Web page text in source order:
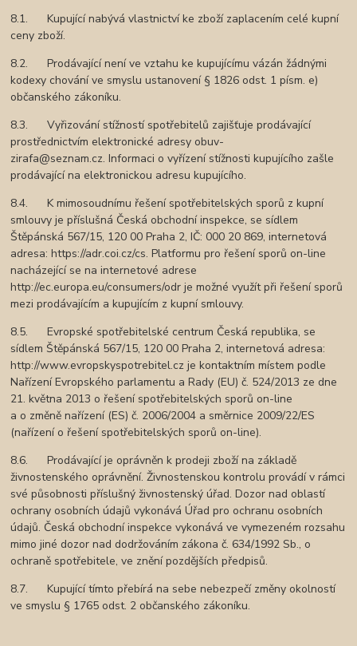
8.1. Kupující nabývá vlastnictví ke zboží zaplacením celé kupní
ceny zboží.
8.2. Prodávající není ve vztahu ke kupujícímu vázán žádnými
kodexy chování ve smyslu ustanovení § 1826 odst. 1 písm. e)
občanského zákoníku.
8.3. Vyřizování stížností spotřebitelů zajišťuje prodávající
prostřednictvím elektronické adresy obuv-
zirafa@seznam.cz. Informaci o vyřízení stížnosti kupujícího zašle
prodávající na elektronickou adresu kupujícího.
8.4. K mimosoudnímu řešení spotřebitelských sporů z kupní
smlouvy je příslušná Česká obchodní inspekce, se sídlem
Štěpánská 567/15, 120 00 Praha 2, IČ: 000 20 869, internetová
adresa: https://adr.coi.cz/cs. Platformu pro řešení sporů on-line
nacházející se na internetové adrese
http://ec.europa.eu/consumers/odr je možné využít při řešení sporů
mezi prodávajícím a kupujícím z kupní smlouvy.
8.5. Evropské spotřebitelské centrum Česká republika, se
sídlem Štěpánská 567/15, 120 00 Praha 2, internetová adresa:
http://www.evropskyspotrebitel.cz je kontaktním místem podle
Nařízení Evropského parlamentu a Rady (EU) č. 524/2013 ze dne
21. května 2013 o řešení spotřebitelských sporů on-line
a o změně nařízení (ES) č. 2006/2004 a směrnice 2009/22/ES
(nařízení o řešení spotřebitelských sporů on-line).
8.6. Prodávající je oprávněn k prodeji zboží na základě
živnostenského oprávnění. Živnostenskou kontrolu provádí v rámci
své působnosti příslušný živnostenský úřad. Dozor nad oblastí
ochrany osobních údajů vykonává Úřad pro ochranu osobních
údajů. Česká obchodní inspekce vykonává ve vymezeném rozsahu
mimo jiné dozor nad dodržováním zákona č. 634/1992 Sb., o
ochraně spotřebitele, ve znění pozdějších předpisů.
8.7. Kupující tímto přebírá na sebe nebezpečí změny okolností
ve smyslu § 1765 odst. 2 občanského zákoníku.